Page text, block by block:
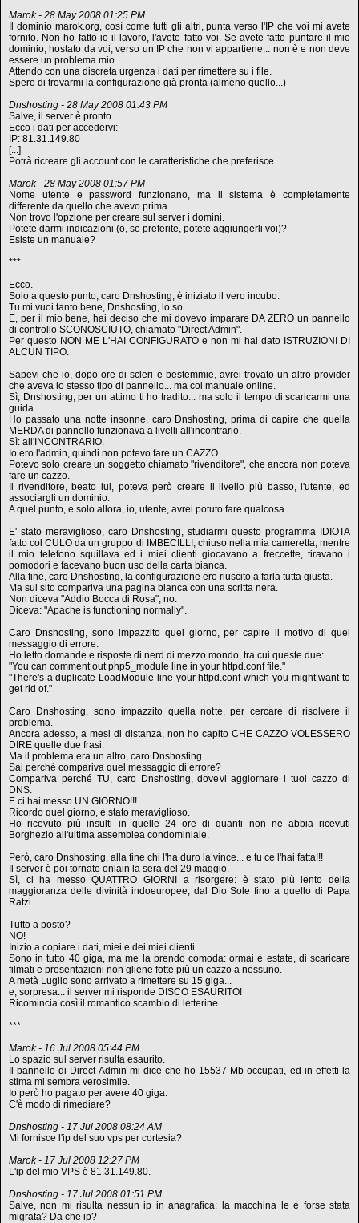
Marok - 28 May 2008 01:25 PM
Il dominio marok.org, così come tutti gli altri, punta verso l'IP che voi mi avete
fornito. Non ho fatto io il lavoro, l'avete fatto voi. Se avete fatto puntare il mio
dominio, hostato da voi, verso un IP che non vi appartiene... non è e non deve
essere un problema mio.
Attendo con una discreta urgenza i dati per rimettere su i file.
Spero di trovarmi la configurazione già pronta (almeno quello...)
Dnshosting - 28 May 2008 01:43 PM
Salve, il server è pronto.
Ecco i dati per accedervi:
IP: 81.31.149.80
[...]
Potrà ricreare gli account con le caratteristiche che preferisce.
Marok - 28 May 2008 01:57 PM
Nome utente e password funzionano, ma il sistema è completamente
differente da quello che avevo prima.
Non trovo l'opzione per creare sul server i domini.
Potete darmi indicazioni (o, se preferite, potete aggiungerli voi)?
Esiste un manuale?
***
Ecco.
Solo a questo punto, caro Dnshosting, è iniziato il vero incubo.
Tu mi vuoi tanto bene, Dnshosting, lo so.
E, per il mio bene, hai deciso che mi dovevo imparare DA ZERO un pannello
di controllo SCONOSCIUTO, chiamato "Direct Admin".
Per questo NON ME L'HAI CONFIGURATO e non mi hai dato ISTRUZIONI DI
ALCUN TIPO.
Sapevi che io, dopo ore di scleri e bestemmie, avrei trovato un altro provider
che aveva lo stesso tipo di pannello... ma col manuale online.
Sì, Dnshosting, per un attimo ti ho tradito... ma solo il tempo di scaricarmi una
guida.
Ho passato una notte insonne, caro Dnshosting, prima di capire che quella
MERDA di pannello funzionava a livelli all'incontrario.
Sì: all'INCONTRARIO.
Io ero l'admin, quindi non potevo fare un CAZZO.
Potevo solo creare un soggetto chiamato "rivenditore", che ancora non poteva
fare un cazzo.
Il rivenditore, beato lui, poteva però creare il livello più basso, l'utente, ed
associargli un dominio.
A quel punto, e solo allora, io, utente, avrei potuto fare qualcosa.
E' stato meraviglioso, caro Dnshosting, studiarmi questo programma IDIOTA
fatto col CULO da un gruppo di IMBECILLI, chiuso nella mia cameretta, mentre
il mio telefono squillava ed i miei clienti giocavano a freccette, tiravano i
pomodori e facevano buon uso della carta bianca.
Alla fine, caro Dnshosting, la configurazione ero riuscito a farla tutta giusta.
Ma sul sito compariva una pagina bianca con una scritta nera.
Non diceva "Addio Bocca di Rosa", no.
Diceva: "Apache is functioning normally".
Caro Dnshosting, sono impazzito quel giorno, per capire il motivo di quel
messaggio di errore.
Ho letto domande e risposte di nerd di mezzo mondo, tra cui queste due:
"You can comment out php5_module line in your httpd.conf file."
"There's a duplicate LoadModule line your httpd.conf which you might want to
get rid of."
Caro Dnshosting, sono impazzito quella notte, per cercare di risolvere il
problema.
Ancora adesso, a mesi di distanza, non ho capito CHE CAZZO VOLESSERO
DIRE quelle due frasi.
Ma il problema era un altro, caro Dnshosting.
Sai perché compariva quel messaggio di errore?
Compariva perché TU, caro Dnshosting, dovevi aggiornare i tuoi cazzo di
DNS.
E ci hai messo UN GIORNO!!!
Ricordo quel giorno, è stato meraviglioso.
Ho ricevuto più insulti in quelle 24 ore di quanti non ne abbia ricevuti
Borghezio all'ultima assemblea condominiale.
Però, caro Dnshosting, alla fine chi l'ha duro la vince... e tu ce l'hai fatta!!!
Il server è poi tornato onlain la sera del 29 maggio.
Sì, ci ha messo QUATTRO GIORNI a risorgere: è stato più lento della
maggioranza delle divinità indoeuropee, dal Dio Sole fino a quello di Papa
Ratzi.
Tutto a posto?
NO!
Inizio a copiare i dati, miei e dei miei clienti...
Sono in tutto 40 giga, ma me la prendo comoda: ormai è estate, di scaricare
filmati e presentazioni non gliene fotte più un cazzo a nessuno.
A metà Luglio sono arrivato a rimettere su 15 giga...
e, sorpresa... il server mi risponde DISCO ESAURITO!
Ricomincia così il romantico scambio di letterine...
***
Marok - 16 Jul 2008 05:44 PM
Lo spazio sul server risulta esaurito.
Il pannello di Direct Admin mi dice che ho 15537 Mb occupati, ed in effetti la
stima mi sembra verosimile.
Io però ho pagato per avere 40 giga.
C'è modo di rimediare?
Dnshosting - 17 Jul 2008 08:24 AM
Mi fornisce l'ip del suo vps per cortesia?
Marok - 17 Jul 2008 12:27 PM
L'ip del mio VPS è 81.31.149.80.
Dnshosting - 17 Jul 2008 01:51 PM
Salve, non mi risulta nessun ip in anagrafica: la macchina le è forse stata
migrata? Da che ip?